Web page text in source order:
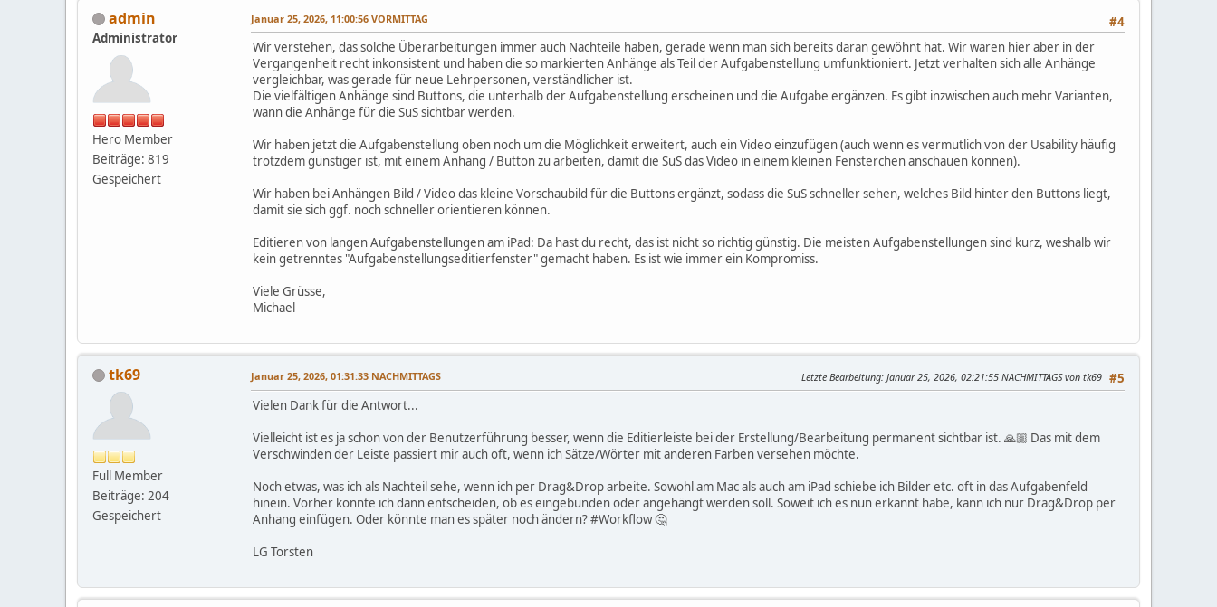
admin
Administrator
Hero Member
Beiträge: 819
Gespeichert
#4
Januar 25, 2026, 11:00:56 VORMITTAG
Wir verstehen, das solche Überarbeitungen immer auch Nachteile haben, gerade wenn man sich bereits daran gewöhnt hat. Wir waren hier aber in der
Vergangenheit recht inkonsistent und haben die so markierten Anhänge als Teil der Aufgabenstellung umfunktioniert. Jetzt verhalten sich alle Anhänge
vergleichbar, was gerade für neue Lehrpersonen, verständlicher ist.
Die vielfältigen Anhänge sind Buttons, die unterhalb der Aufgabenstellung erscheinen und die Aufgabe ergänzen. Es gibt inzwischen auch mehr Varianten,
wann die Anhänge für die SuS sichtbar werden.
Wir haben jetzt die Aufgabenstellung oben noch um die Möglichkeit erweitert, auch ein Video einzufügen (auch wenn es vermutlich von der Usability häufig
trotzdem günstiger ist, mit einem Anhang / Button zu arbeiten, damit die SuS das Video in einem kleinen Fensterchen anschauen können).
Wir haben bei Anhängen Bild / Video das kleine Vorschaubild für die Buttons ergänzt, sodass die SuS schneller sehen, welches Bild hinter den Buttons liegt,
damit sie sich ggf. noch schneller orientieren können.
Editieren von langen Aufgabenstellungen am iPad: Da hast du recht, das ist nicht so richtig günstig. Die meisten Aufgabenstellungen sind kurz, weshalb wir
kein getrenntes "Aufgabenstellungseditierfenster" gemacht haben. Es ist wie immer ein Kompromiss.
Viele Grüsse,
Michael
tk69
Full Member
Beiträge: 204
Gespeichert
#5
Januar 25, 2026, 01:31:33 NACHMITTAGS Letzte Bearbeitung: Januar 25, 2026, 02:21:55 NACHMITTAGS von tk69
Vielen Dank für die Antwort...
Vielleicht ist es ja schon von der Benutzerführung besser, wenn die Editierleiste bei der Erstellung/Bearbeitung permanent sichtbar ist. 🙏🏼 Das mit dem
Verschwinden der Leiste passiert mir auch oft, wenn ich Sätze/Wörter mit anderen Farben versehen möchte.
Noch etwas, was ich als Nachteil sehe, wenn ich per Drag&Drop arbeite. Sowohl am Mac als auch am iPad schiebe ich Bilder etc. oft in das Aufgabenfeld
hinein. Vorher konnte ich dann entscheiden, ob es eingebunden oder angehängt werden soll. Soweit ich es nun erkannt habe, kann ich nur Drag&Drop per
Anhang einfügen. Oder könnte man es später noch ändern? #Workflow 🤔
LG Torsten